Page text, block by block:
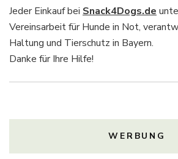
Jeder Einkauf bei Snack4Dogs.de
Vereinsarbeit für Hunde in Not,
Haltung und Tierschutz in Bayern.
Danke für Ihre Hilfe!
WERBUNG